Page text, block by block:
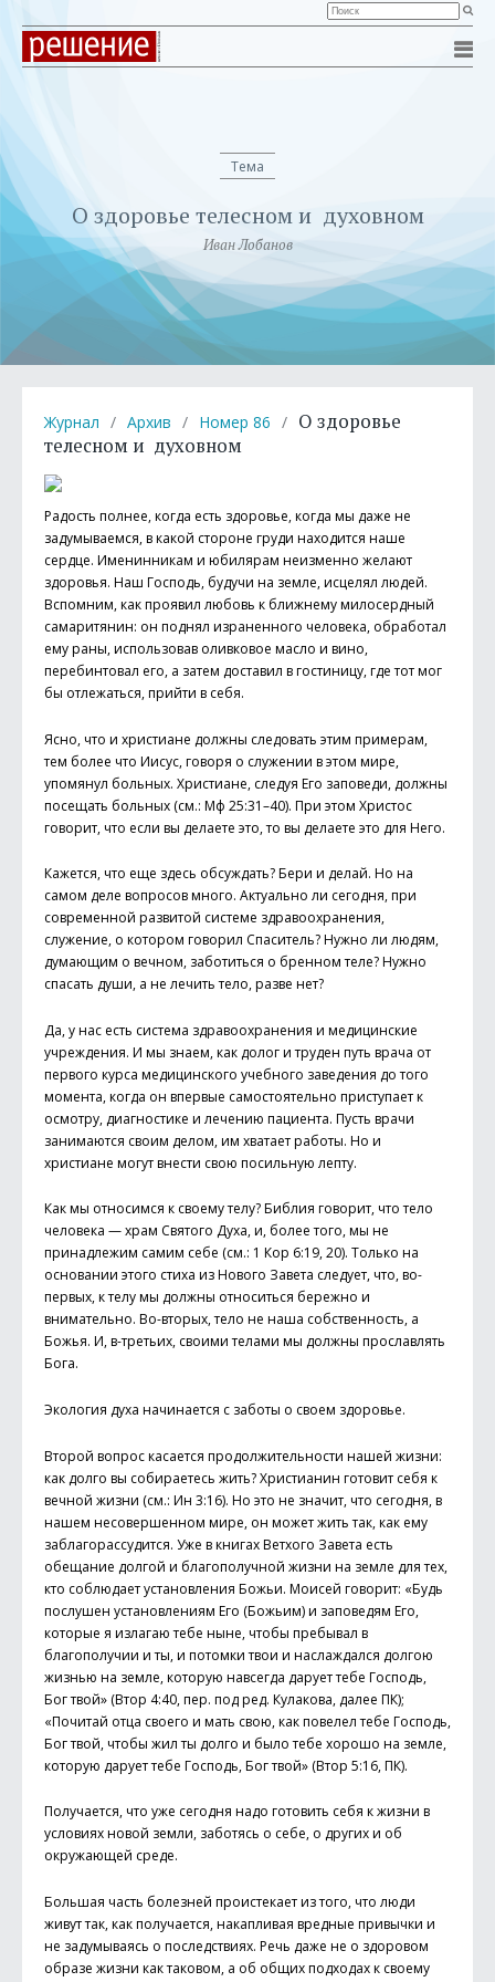
Тема
О здоровье телесном и духовном
Иван Лобанов
Журнал / Архив / Номер 86 / О здоровье
телесном и духовном
Радость полнее, когда есть здоровье, когда мы даже не
задумываемся, в какой стороне груди находится наше
сердце. Именинникам и юбилярам неизменно желают
здоровья. Наш Господь, будучи на земле, исцелял людей.
Вспомним, как проявил любовь к ближнему милосердный
самаритянин: он поднял израненного человека, обработал
ему раны, использовав оливковое масло и вино,
перебинтовал его, а затем доставил в гостиницу, где тот мог
бы отлежаться, прийти в себя.
Ясно, что и христиане должны следовать этим примерам,
тем более что Иисус, говоря о служении в этом мире,
упомянул больных. Христиане, следуя Его заповеди, должны
посещать больных (см.: Мф 25:31–40). При этом Христос
говорит, что если вы делаете это, то вы делаете это для Него.
Кажется, что еще здесь обсуждать? Бери и делай. Но на
самом деле вопросов много. Актуально ли сегодня, при
современной развитой системе здравоохранения,
служение, о котором говорил Спаситель? Нужно ли людям,
думающим о вечном, заботиться о бренном теле? Нужно
спасать души, а не лечить тело, разве нет?
Да, у нас есть система здравоохранения и медицинские
учреждения. И мы знаем, как долог и труден путь врача от
первого курса медицинского учебного заведения до того
момента, когда он впервые самостоятельно приступает к
осмотру, диагностике и лечению пациента. Пусть врачи
занимаются своим делом, им хватает работы. Но и
христиане могут внести свою посильную лепту.
Как мы относимся к своему телу? Библия говорит, что тело
человека — храм Святого Духа, и, более того, мы не
принадлежим самим себе (см.: 1 Кор 6:19, 20). Только на
основании этого стиха из Нового Завета следует, что, во-
первых, к телу мы должны относиться бережно и
внимательно. Во-вторых, тело не наша собственность, а
Божья. И, в-третьих, своими телами мы должны прославлять
Бога.
Экология духа начинается с заботы о своем здоровье.
Второй вопрос касается продолжительности нашей жизни:
как долго вы собираетесь жить? Христианин готовит себя к
вечной жизни (см.: Ин 3:16). Но это не значит, что сегодня, в
нашем несовершенном мире, он может жить так, как ему
заблагорассудится. Уже в книгах Ветхого Завета есть
обещание долгой и благополучной жизни на земле для тех,
кто соблюдает установления Божьи. Моисей говорит: «Будь
послушен установлениям Его (Божьим) и заповедям Его,
которые я излагаю тебе ныне, чтобы пребывал в
благополучии и ты, и потомки твои и наслаждался долгою
жизнью на земле, которую навсегда дарует тебе Господь,
Бог твой» (Втор 4:40, пер. под ред. Кулакова, далее ПК);
«Почитай отца своего и мать свою, как повелел тебе Господь,
Бог твой, чтобы жил ты долго и было тебе хорошо на земле,
которую дарует тебе Господь, Бог твой» (Втор 5:16, ПК).
Получается, что уже сегодня надо готовить себя к жизни в
условиях новой земли, заботясь о себе, о других и об
окружающей среде.
Большая часть болезней проистекает из того, что люди
живут так, как получается, накапливая вредные привычки и
не задумываясь о последствиях. Речь даже не о здоровом
образе жизни как таковом, а об общих подходах к своему